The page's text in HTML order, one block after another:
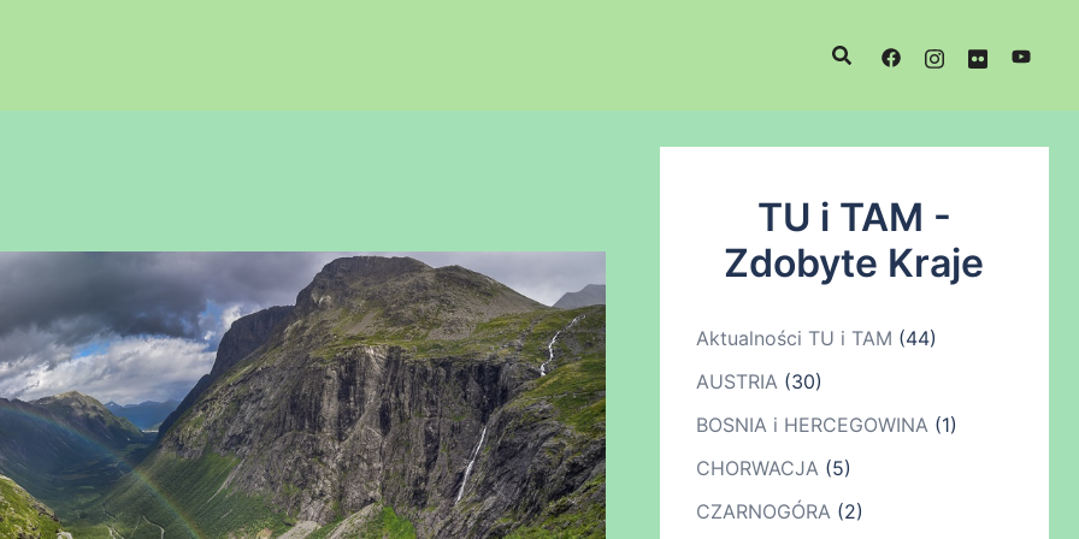
TU i TAM -
Zdobyte Kraje
Aktualności TU i TAM (44)
AUSTRIA(30)
BOSNIA i HERCEGOWINA(1)
CHORWACJA(5)
CZARNOGÓRA(2)